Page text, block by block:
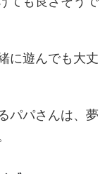
に遊んでも大丈
パパさんは、夢